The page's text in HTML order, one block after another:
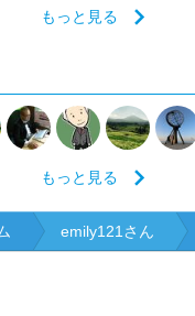
もっと見る
もっと見る
emily121さん